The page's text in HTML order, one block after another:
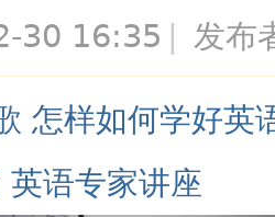
30 16:35 发布
怎样如何学好英
语专家讲座